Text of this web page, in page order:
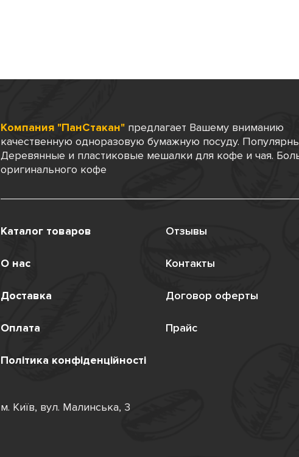
Компания "ПанСтакан" предлагает Вашему вниманию
качественную одноразовую бумажную посуду.
Деревянные и пластиковые мешалки для кофе и чая.
оригинального кофе
Каталог товаров Отзывы
О нас Контакты
Доставка Договор оферты
Оплата Прайс
Політика конфіденційності
м. Київ, вул. Малинська, 3